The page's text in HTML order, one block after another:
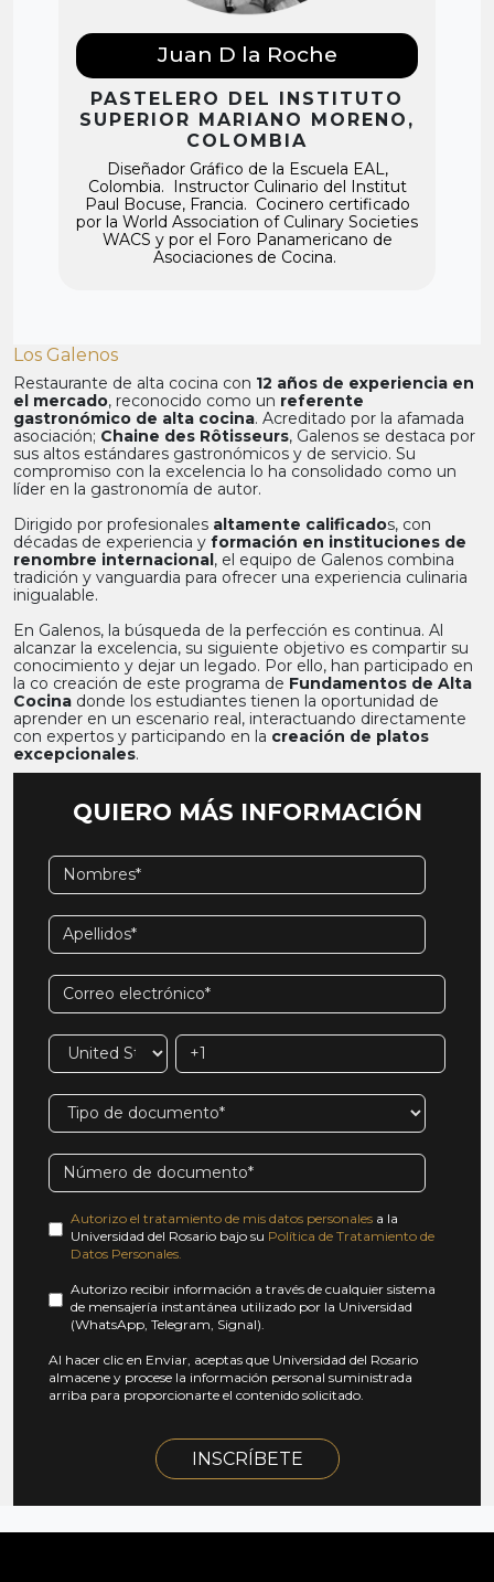
Juan D la Roche
PASTELERO DEL INSTITUTO
SUPERIOR MARIANO MORENO,
COLOMBIA
Diseñador Gráfico de la Escuela EAL,
Colombia. Instructor Culinario del Institut
Paul Bocuse, Francia. Cocinero certificado
por la World Association of Culinary Societies
WACS y por el Foro Panamericano de
Asociaciones de Cocina.
Los Galenos
Restaurante de alta cocina con 12 años de experiencia en
el mercado, reconocido como un referente
gastronómico de alta cocina. Acreditado por la afamada
asociación; Chaine des Rôtisseurs, Galenos se destaca por
sus altos estándares gastronómicos y de servicio. Su
compromiso con la excelencia lo ha consolidado como un
líder en la gastronomía de autor.
Dirigido por profesionales altamente calificados, con
décadas de experiencia y formación en instituciones de
renombre internacional, el equipo de Galenos combina
tradición y vanguardia para ofrecer una experiencia culinaria
inigualable.
En Galenos, la búsqueda de la perfección es continua. Al
alcanzar la excelencia, su siguiente objetivo es compartir su
conocimiento y dejar un legado. Por ello, han participado en
la co creación de este programa de Fundamentos de Alta
Cocina donde los estudiantes tienen la oportunidad de
aprender en un escenario real, interactuando directamente
con expertos y participando en la creación de platos
excepcionales.
QUIERO MÁS INFORMACIÓN
Autorizo el tratamiento de mis datos personales a la
Universidad del Rosario bajo su Política de Tratamiento de
Datos Personales.
Autorizo recibir información a través de cualquier sistema
de mensajería instantánea utilizado por la Universidad
(WhatsApp, Telegram, Signal).
Al hacer clic en Enviar, aceptas que Universidad del Rosario
almacene y procese la información personal suministrada
arriba para proporcionarte el contenido solicitado.